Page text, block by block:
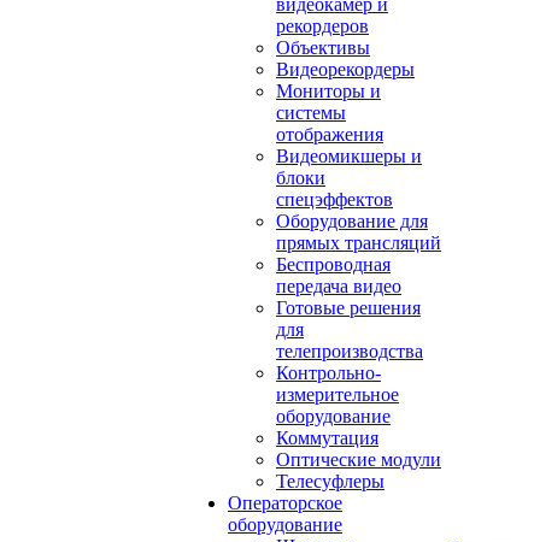
видеокамер и
рекордеров
Объективы
Видеорекордеры
Мониторы и
системы
отображения
Видеомикшеры и
блоки
спецэффектов
Оборудование для
прямых трансляций
Беспроводная
передача видео
Готовые решения
для
телепроизводства
Контрольно-
измерительное
оборудование
Коммутация
Оптические модули
Телесуфлеры
Операторское
оборудование